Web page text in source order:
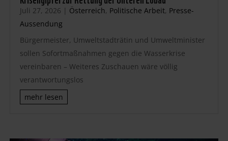
Juli 27, 2026 | Österreich, Politische Arbeit, Presse-
Aussendung
Bürgermeister, Umweltstadträtin und Umweltminister
sollen Sofortmaßnahmen gegen die Wasserkrise
vereinbaren – Weiteres Zuschauen wäre völlig
verantwortungslos
mehr lesen